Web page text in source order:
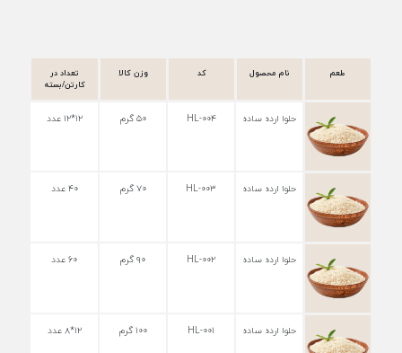
طعم نام محصول کد وزن کالا
تعداد در
کارتن/بسته
حلوا ارده ساده HL-۰۰۴ ۵۰ گرم ۱۲*۱۲ عدد
حلوا ارده ساده HL-۰۰۳ ۷۰ گرم ۴۰ عدد
حلوا ارده ساده HL-۰۰۲ ۹۰ گرم ۶۰ عدد
حلوا ارده ساده HL-۰۰۱ ۱۰۰ گرم ۱۲*۸ عدد